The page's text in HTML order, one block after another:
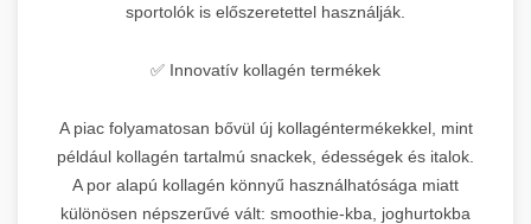
sportolók is előszeretettel használják.
✅ Innovatív kollagén termékek
A piac folyamatosan bővül új kollagéntermékekkel, mint
például kollagén tartalmú snackek, édességek és italok.
A por alapú kollagén könnyű használhatósága miatt
különösen népszerűvé vált: smoothie-kba, joghurtokba